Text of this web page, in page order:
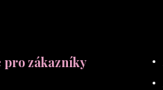
zákazníky